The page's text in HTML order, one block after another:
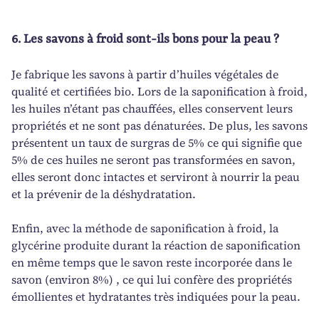
6. Les savons à froid sont-ils bons pour la peau ?
Je fabrique les savons à partir d’huiles végétales de
qualité et certifiées bio. Lors de la saponification à froid,
les huiles n’étant pas chauffées, elles conservent leurs
propriétés et ne sont pas dénaturées. De plus, les savons
présentent un taux de surgras de 5% ce qui signifie que
5% de ces huiles ne seront pas transformées en savon,
elles seront donc intactes et serviront à nourrir la peau
et la prévenir de la déshydratation.
Enfin, avec la méthode de saponification à froid, la
glycérine produite durant la réaction de saponification
en même temps que le savon reste incorporée dans le
savon (environ 8%) , ce qui lui confère des propriétés
émollientes et hydratantes très indiquées pour la peau.